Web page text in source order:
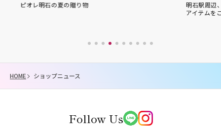
ピオレ明石の夏の贈り物
明石駅周辺
アイテムを
HOME ショップニュース
Follow Us